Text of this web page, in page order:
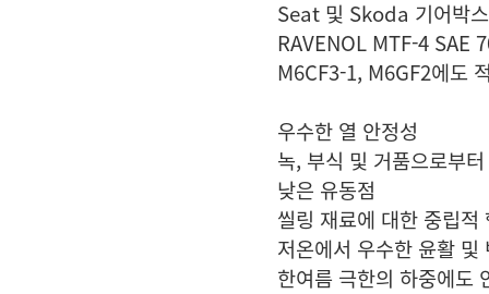
Seat 및 Skoda 기어박
RAVENOL MTF-4 SAE
M6CF3-1, M6GF2에도
우수한 열 안정성
녹, 부식 및 거품으로부
낮은 유동점
씰링 재료에 대한 중립적
저온에서 우수한 윤활 및
한여름 극한의 하중에도